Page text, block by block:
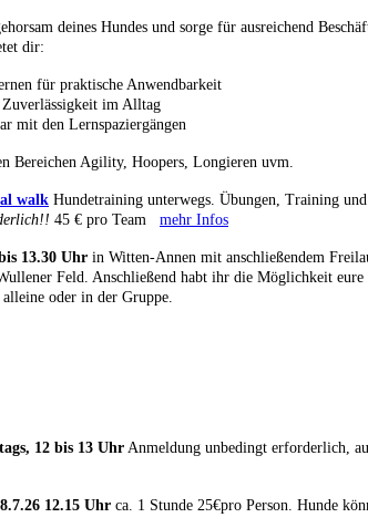
deines Hundes und sorge für ausreichend
dir:
für praktische Anwendbarkeit
im Alltag
mit den Lernspaziergängen
Bereichen Agility, Hoopers, Longieren uvm.
walk Hundetraining unterwegs. Übungen, Training
45 € pro Team mehr Infos
13.30 Uhr in Witten-Annen mit anschließendem
Feld. Anschließend habt ihr die Möglichkeit
oder in der Gruppe.
12 bis 13 UhrAnmeldung unbedingt erforderlich,
12.15 Uhr ca. 1 Stunde 25€pro Person. Hunde